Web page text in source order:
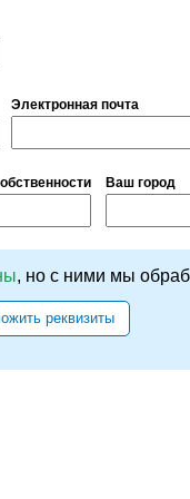
Электронная почта
Ваш город
, но с ними мы
реквизиты